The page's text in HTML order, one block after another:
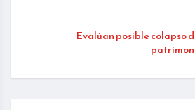
Evalúan posible colapso